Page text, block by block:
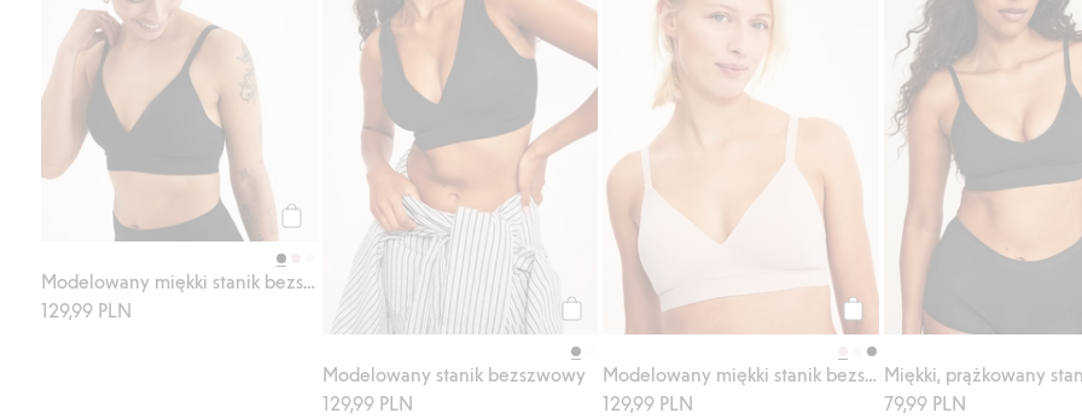
Kup
129,99 PLN
Kup
Modelowany stanik bezszwowy
129,99 PLN
Kup
129,99 PLN
79,99 PLN